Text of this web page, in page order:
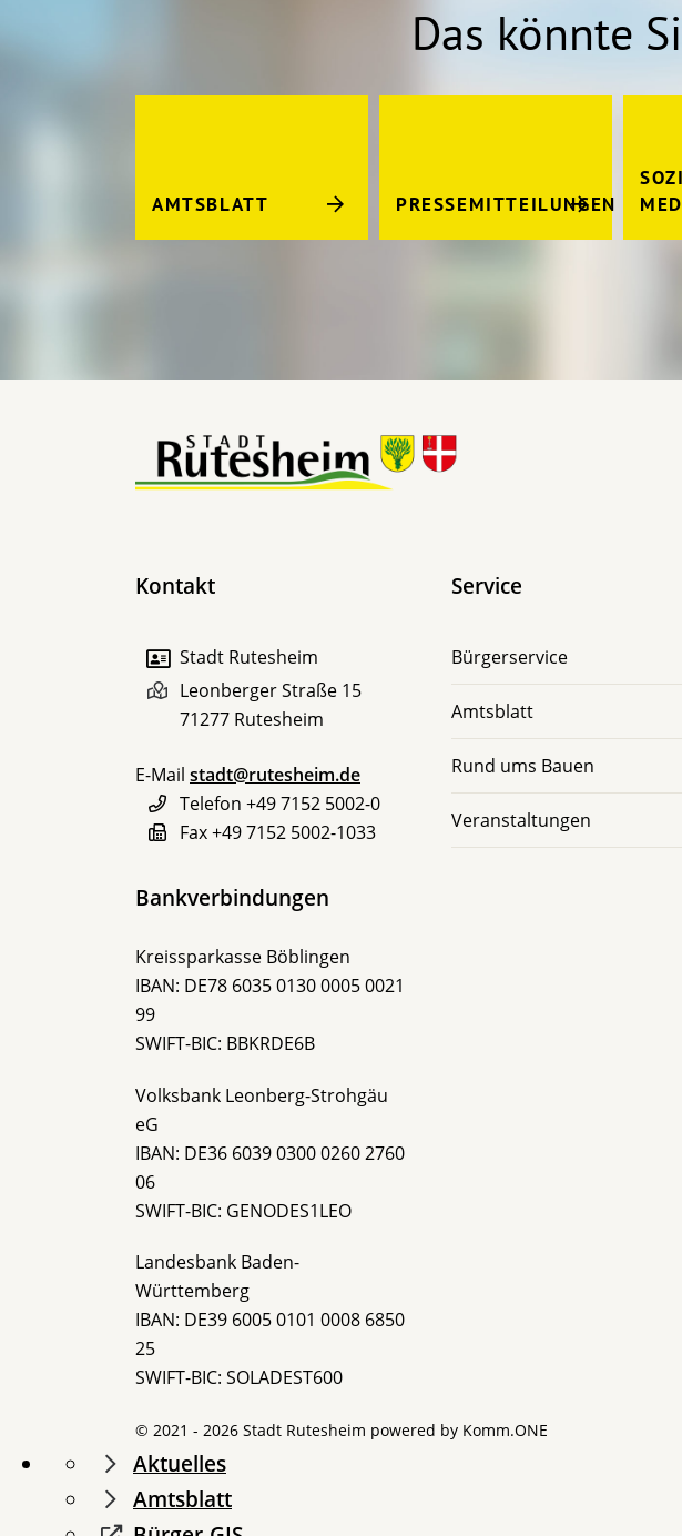
Das könnte
AMTSBLATT PRESSEMITTEILUNGEN
Kontakt
Stadt Rutesheim
Leonberger Straße 15
71277 Rutesheim
E-Mail stadt@rutesheim.de
Telefon +49 7152 5002-0
Fax+49 7152 5002-1033
Bankverbindungen
Kreissparkasse Böblingen
IBAN: DE78 6035 0130 0005 0021
99
SWIFT-BIC: BBKRDE6B
Volksbank Leonberg-Strohgäu
eG
IBAN: DE36 6039 0300 0260 2760
06
SWIFT-BIC: GENODES1LEO
Landesbank Baden-
Württemberg
IBAN: DE39 6005 0101 0008 6850
25
SWIFT-BIC: SOLADEST600
Service
Bürgerservice
Amtsblatt
Rund ums Bauen
Veranstaltungen
© 2021 - 2026 Stadt Rutesheim powered by Komm.ONE
Aktuelles
Amtsblatt